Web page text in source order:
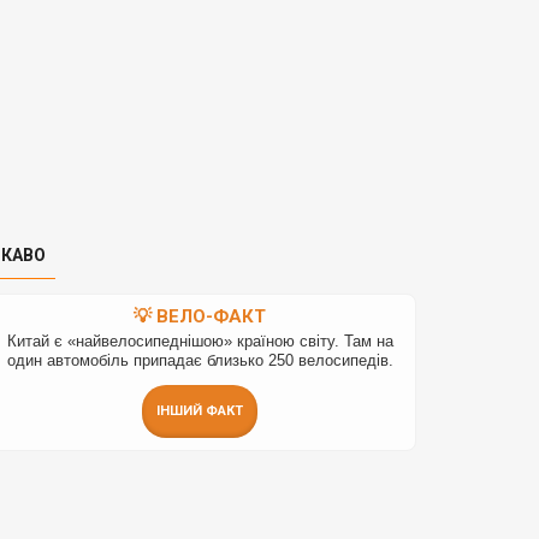
💡 ВЕЛО-ФАКТ
Китай є «найвелосипеднішою» країною світу. Там на
один автомобіль припадає близько 250 велосипедів.
ІНШИЙ ФАКТ